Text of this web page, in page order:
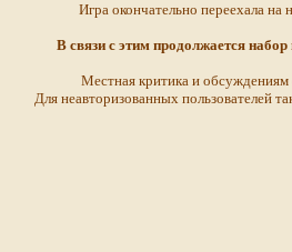
Игра окончательно переехала на
В связи с этим продолжается
Местная критика и обсуждениям
Для неавторизованных пользователей